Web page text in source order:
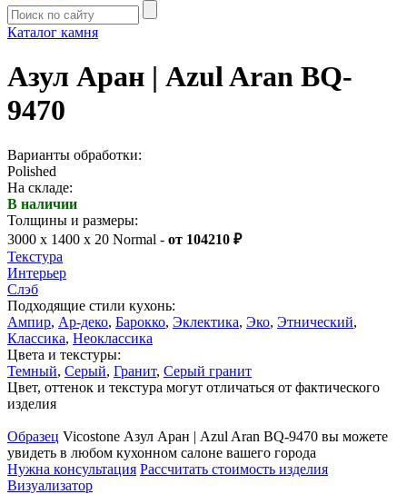
Каталог камня
Азул Аран | Azul Aran BQ-
9470
Варианты обработки:
Polished
На складе:
В наличии
Толщины и размеры:
3000 x 1400 x 20 Normal - от 104210 ₽
Текстура
Интерьер
Слэб
Подходящие стили кухонь:
Ампир, Ар-деко, Барокко, Эклектика, Эко, Этнический,
Классика, Неоклассика
Цвета и текстуры:
Темный, Серый, Гранит, Серый гранит
Цвет, оттенок и текстура могут отличаться от фактического
изделия
Образец Vicostone Азул Аран | Azul Aran BQ-9470 вы можете
увидеть в любом кухонном салоне вашего города
Нужна консультация Рассчитать стоимость изделия
Визуализатор